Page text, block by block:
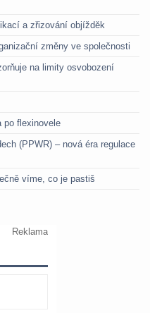
a zřizování objížděk
změny ve společnosti
na limity osvobození
po flexinovele
(PPWR) – nová éra regulace
víme, co je pastiš